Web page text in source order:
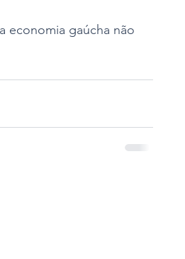
economia gaúcha não